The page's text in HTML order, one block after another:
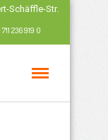
Schäffle-Str.
236 919 0